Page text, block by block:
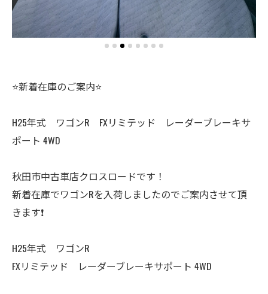
⭐️新着在庫のご案内⭐️
H25年式 ワゴンR FXリミテッド レーダーブレーキサ
ポート 4WD
秋田市中古車店クロスロードです！
新着在庫でワゴンRを入荷しましたのでご案内させて頂
きます❗️
H25年式 ワゴンR
FXリミテッド レーダーブレーキサポート 4WD